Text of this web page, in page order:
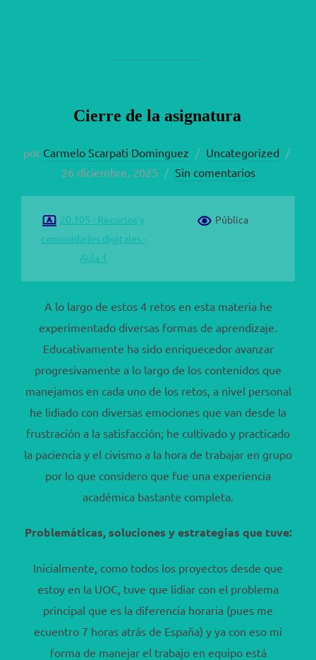
Cierre de la asignatura
por Carmelo Scarpati Dominguez Uncategorized
26 diciembre, 2025 Sin comentarios
20.105 - Recursos y
comunidades digitales -
Aula 1
Pública
A lo largo de estos 4 retos en esta materia he
experimentado diversas formas de aprendizaje.
Educativamente ha sido enriquecedor avanzar
progresivamente a lo largo de los contenidos que
manejamos en cada uno de los retos, a nivel personal
he lidiado con diversas emociones que van desde la
frustración a la satisfacción; he cultivado y practicado
la paciencia y el civismo a la hora de trabajar en grupo
por lo que considero que fue una experiencia
académica bastante completa.
Problemáticas, soluciones y estrategias que tuve:
Inicialmente, como todos los proyectos desde que
estoy en la UOC, tuve que lidiar con el problema
principal que es la diferencia horaria (pues me
ecuentro 7 horas atrás de España) y ya con eso mi
forma de manejar el trabajo en equipo está